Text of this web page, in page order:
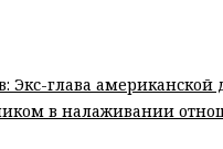
Экс-глава
в налаживании